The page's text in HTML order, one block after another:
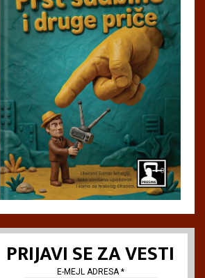
PRIJAVI SE ZA VESTI
E-MEJL ADRESA*